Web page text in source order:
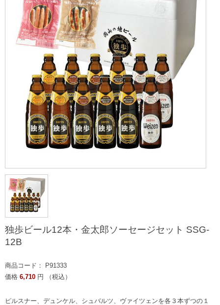
独歩ビール12本・金太郎ソーセージセット SSG-
12B
商品コード： P91333
価格 6,710 円 （税込）
ピルスナー、デュンケル、シュバルツ、ヴァイツェンを各３本ずつの１